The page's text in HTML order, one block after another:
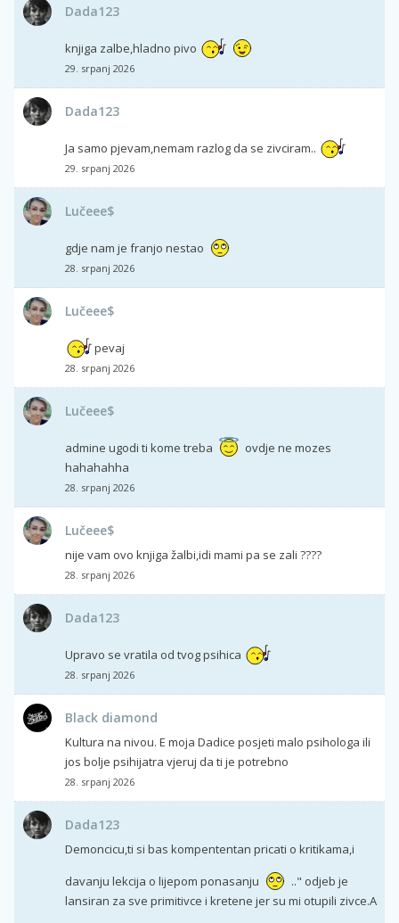
Dada123
knjiga zalbe,hladno pivo
29. srpanj 2026
Dada123
Ja samo pjevam,nemam razlog da se zivciram..
29. srpanj 2026
Lučeee$
gdje nam je franjo nestao
28. srpanj 2026
Lučeee$
pevaj
28. srpanj 2026
Lučeee$
admine ugodi ti kome treba
ovdje ne mozes
hahahahha
28. srpanj 2026
Lučeee$
nije vam ovo knjiga žalbi,idi mami pa se zali ????
28. srpanj 2026
Dada123
Upravo se vratila od tvog psihica
28. srpanj 2026
Black diamond
Kultura na nivou. E moja Dadice posjeti malo psihologa ili
jos bolje psihijatra vjeruj da ti je potrebno
28. srpanj 2026
Dada123
Demoncicu,ti si bas kompententan pricati o kritikama,i
davanju lekcija o lijepom ponasanju
.." odjeb je
lansiran za sve primitivce i kretene jer su mi otupili zivce.A